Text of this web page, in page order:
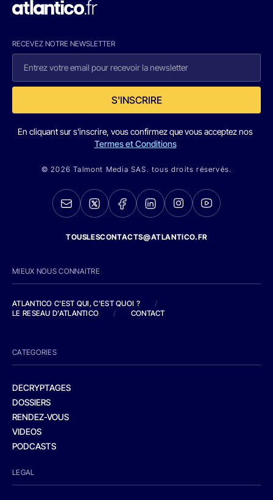
RECEVEZ NOTRE NEWSLETTER
S'INSCRIRE
En cliquant sur s'inscrire, vous confirmez que vous acceptez nos
Termes et Conditions
© 2026 Talmont Media SAS. tous droits réservés.
TOUSLESCONTACTS@ATLANTICO.FR
MIEUX NOUS CONNAITRE
ATLANTICO C'EST QUI, C'EST QUOI ?
/
LE RESEAU D'ATLANTICO
/ CONTACT
CATEGORIES
DECRYPTAGES
DOSSIERS
RENDEZ-VOUS
VIDEOS
PODCASTS
LEGAL